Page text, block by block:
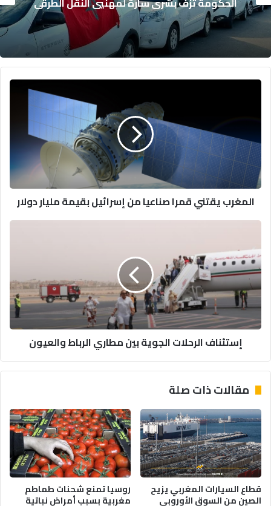
مليار درهم خلال يوليوز الماضي
المغرب
إسرائيل
بقيمة
مليار
دولار
المغرب يقتني قمرا صناعيا من إسرائيل بقيمة مليار دولار
الجوية
بين
مطاري
الرباط
والعيون
إستئناف الرحلات الجوية بين مطاري الرباط والعيون
مقالات ذات صلة
قطاع السيارات المغربي يزيح
الصين من السوق الأوروبي
روسيا تمنع شحنات طماطم
مغربية بسبب أمراض نباتية